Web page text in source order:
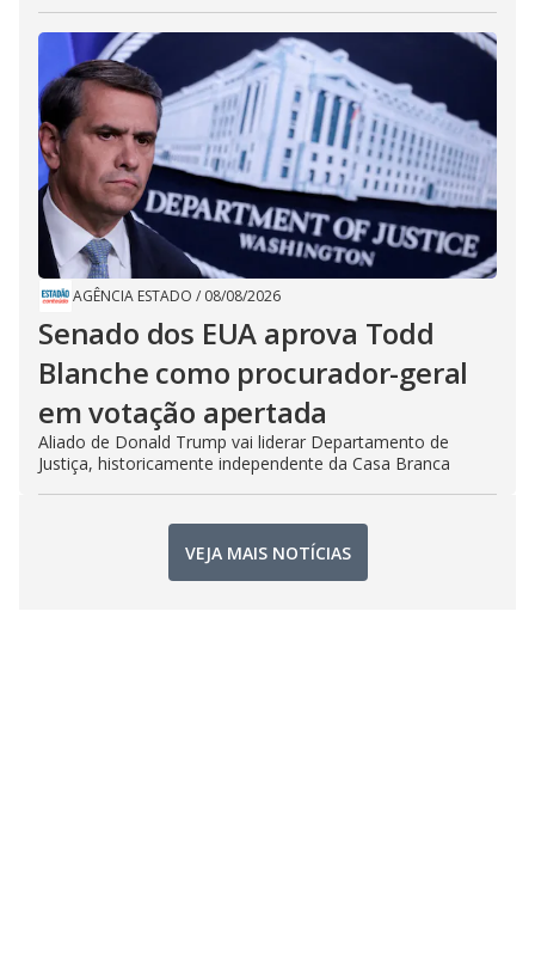
AGÊNCIA ESTADO / 08/08/2026
Senado dos EUA aprova Todd
Blanche como procurador-geral
em votação apertada
Aliado de Donald Trump vai liderar Departamento de
Justiça, historicamente independente da Casa Branca
VEJA MAIS NOTÍCIAS